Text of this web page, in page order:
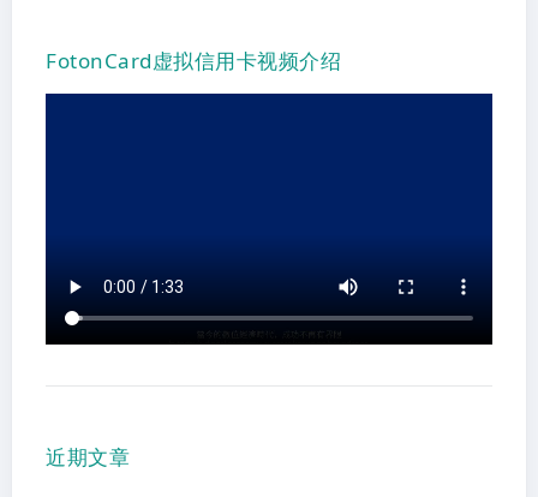
FotonCard虚拟信用卡视频介绍
近期文章